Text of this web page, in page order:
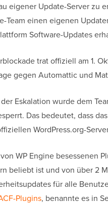
eigener Update-Server zu
Team einen eigenen
Software-Updates
trat offiziell am 1.
gegen Automattic und
Eskalation wurde dem
Das bedeutet, dass
WordPress.org-
WP Engine besessenen
beliebt ist und von über 2
für alle
Plugins, benannte es in